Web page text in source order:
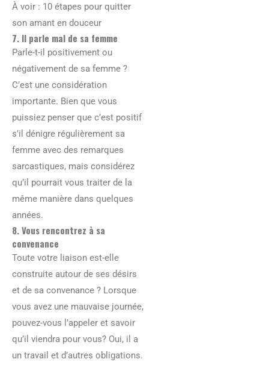
À voir : 10 étapes pour quitter
son amant en douceur
7. Il parle mal de sa femme
Parle-t-il positivement ou
négativement de sa femme ?
C’est une considération
importante. Bien que vous
puissiez penser que c’est positif
s’il dénigre régulièrement sa
femme avec des remarques
sarcastiques, mais considérez
qu’il pourrait vous traiter de la
même manière dans quelques
années.
8. Vous rencontrez à sa
convenance
Toute votre liaison est-elle
construite autour de ses désirs
et de sa convenance ? Lorsque
vous avez une mauvaise journée,
pouvez-vous l’appeler et savoir
qu’il viendra pour vous? Oui, il a
un travail et d’autres obligations.